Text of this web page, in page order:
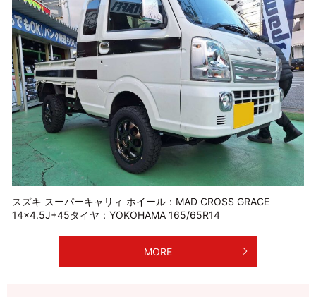
スズキ スーパーキャリィ ホイール：MAD CROSS GRACE
14×4.5J+45タイヤ：YOKOHAMA 165/65R14
MORE